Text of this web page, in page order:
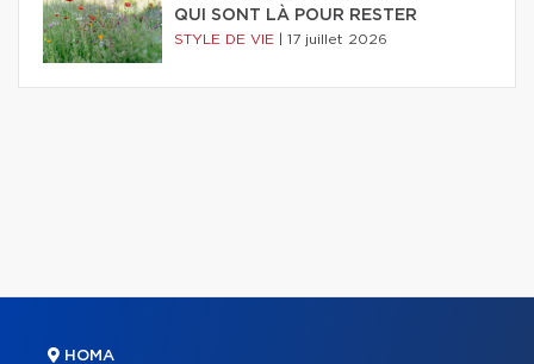
QUI SONT LÀ POUR RESTER
STYLE DE VIE 17 juillet 2026
HOMA